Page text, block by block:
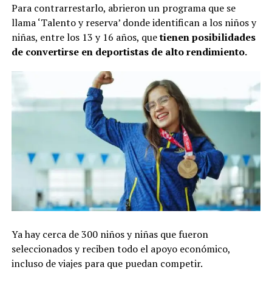
Para contrarrestarlo, abrieron un programa que se
llama ‘Talento y reserva’ donde identifican a los niños y
niñas, entre los 13 y 16 años, quetienen posibilidades
de convertirse en deportistas de alto rendimiento.
Ya hay cerca de 300 niños y niñas que fueron
seleccionados y reciben todo el apoyo económico,
incluso de viajes para que puedan competir.